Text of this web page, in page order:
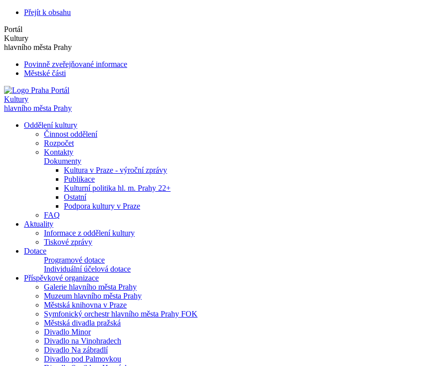
Přejít k obsahu
Portál
Kultury
hlavního města Prahy
Povinně zveřejňované informace
Městské části
Portál
Kultury
hlavního města Prahy
Oddělení kultury
Činnost oddělení
Rozpočet
Kontakty
Dokumenty
Kultura v Praze - výroční zprávy
Publikace
Kulturní politika hl. m. Prahy 22+
Ostatní
Podpora kultury v Praze
FAQ
Aktuality
Informace z oddělení kultury
Tiskové zprávy
Dotace
Programové dotace
Individuální účelová dotace
Příspěvkové organizace
Galerie hlavního města Prahy
Muzeum hlavního města Prahy
Městská knihovna v Praze
Symfonický orchestr hlavního města Prahy FOK
Městská divadla pražská
Divadlo Minor
Divadlo na Vinohradech
Divadlo Na zábradlí
Divadlo pod Palmovkou